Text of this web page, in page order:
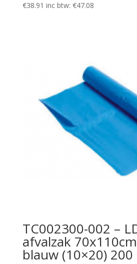
€38.91 inc btw: €47.08
TC002300-002 –
afvalzak
blauw (10×20)